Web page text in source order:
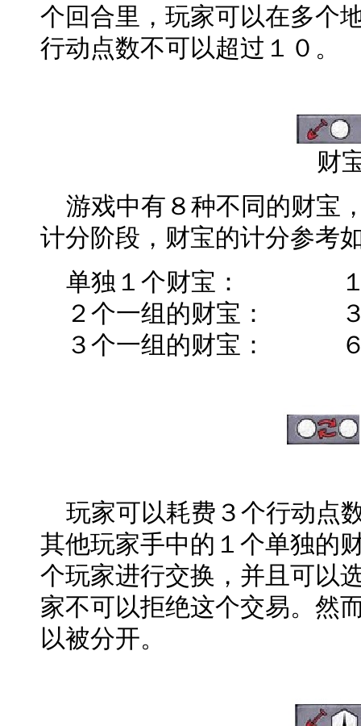
个回合里，玩家可以在多个
行动点数不可以超过１０。
财
游戏中有８种不同的财宝
计分阶段，财宝的计分参考
单独１个财宝：
２个一组的财宝：
３个一组的财宝：
玩家可以耗费３个行动点
其他玩家手中的１个单独的
个玩家进行交换，并且可以
家不可以拒绝这个交易。然
以被分开。